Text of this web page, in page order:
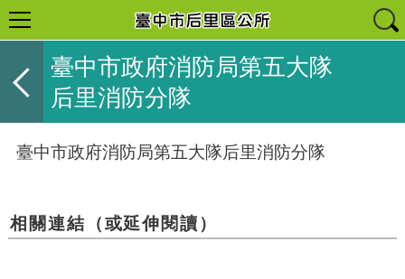
臺中市政府消防局第五大隊
后里消防分隊
臺中市政府消防局第五大隊后里消防分隊
相關連結（或延伸閱讀）